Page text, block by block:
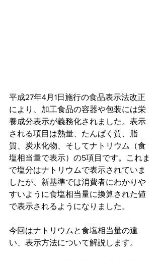
平成27年4月1日施行の食品表示法改正
により、加工食品の容器や包装には栄
養成分表示が義務化されました。表示
される項目は熱量、たんぱく質、脂
質、炭水化物、そしてナトリウム（食
塩相当量で表示）の5項目です。これま
で塩分はナトリウムで表示されていま
したが、新基準では消費者にわかりや
すいように食塩相当量に換算された値
で表示されるようになりました。
今回はナトリウムと食塩相当量の違
い、表示方法について解説します。